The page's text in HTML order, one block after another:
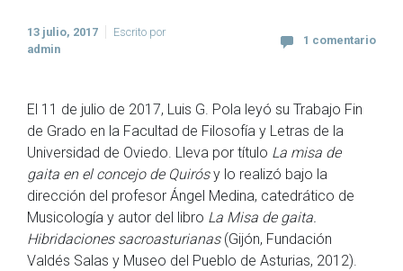
13 julio, 2017
Escrito por
admin
1 comentario
El 11 de julio de 2017, Luis G. Pola leyó su Trabajo Fin
de Grado en la Facultad de Filosofía y Letras de la
Universidad de Oviedo. Lleva por título La misa de
gaita en el concejo de Quirósy lo realizó bajo la
dirección del profesor Ángel Medina, catedrático de
Musicología y autor del libro La Misa de gaita.
Hibridaciones sacroasturianas(Gijón, Fundación
Valdés Salas y Museo del Pueblo de Asturias, 2012).